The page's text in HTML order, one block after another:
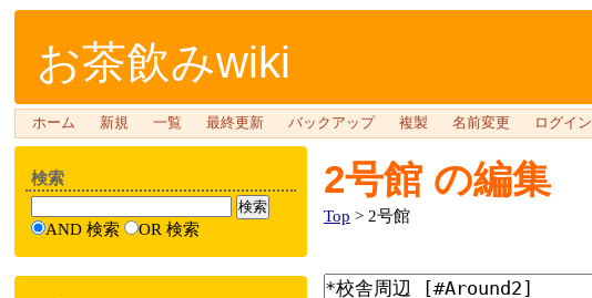
お茶飲みwiki
ホーム 新規 一覧 最終更新 バックアップ 複製 名前変更 ログイン
2号館の編集
Top > 2号館
検索
AND 検索 OR 検索